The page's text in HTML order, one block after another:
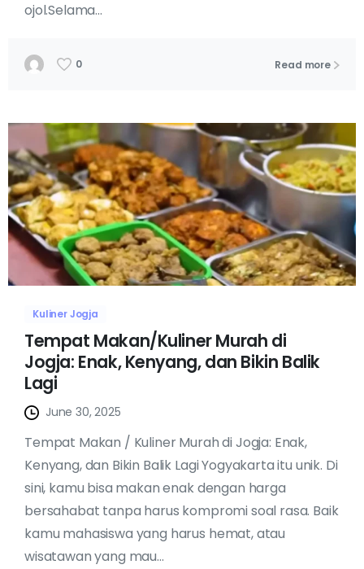
ojol.Selama...
0 Read more
Kuliner Jogja
Tempat Makan/Kuliner Murah di
Jogja: Enak, Kenyang, dan Bikin Balik
Lagi
June 30, 2025
Tempat Makan / Kuliner Murah di Jogja: Enak,
Kenyang, dan Bikin Balik Lagi Yogyakarta itu unik. Di
sini, kamu bisa makan enak dengan harga
bersahabat tanpa harus kompromi soal rasa. Baik
kamu mahasiswa yang harus hemat, atau
wisatawan yang mau...